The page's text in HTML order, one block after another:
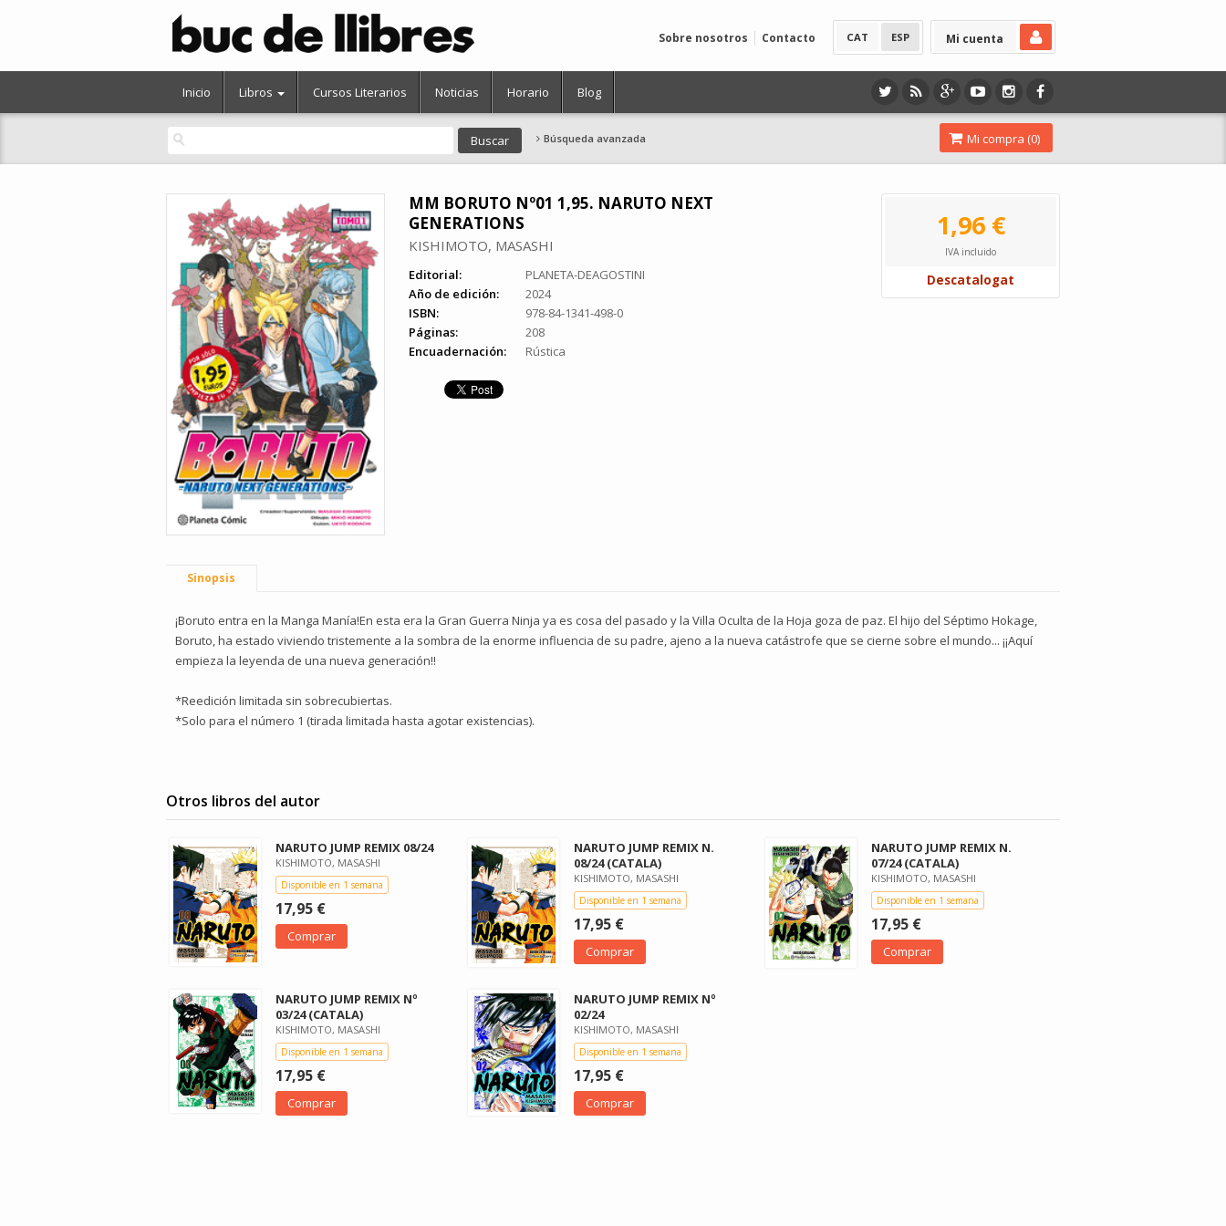
Mi cuenta
CAT ESP
Sobre nosotros Contacto
Inicio Libros Cursos Literarios Noticias Horario Blog
Búsqueda avanzada Mi compra (0)
MM BORUTO Nº01 1,95. NARUTO NEXT
GENERATIONS
KISHIMOTO, MASASHI
Editorial:
PLANETA-DEAGOSTINI
Año de edición:
2024
ISBN:
978-84-1341-498-0
Páginas:
208
Encuadernación:
Rústica
1,96 €
IVA incluido
Descatalogat
Sinopsis
¡Boruto entra en la Manga Manía!En esta era la Gran Guerra Ninja ya es cosa del pasado y la Villa Oculta de la Hoja goza de paz. El hijo del Séptimo Hokage,
Boruto, ha estado viviendo tristemente a la sombra de la enorme influencia de su padre, ajeno a la nueva catástrofe que se cierne sobre el mundo... ¡¡Aquí
empieza la leyenda de una nueva generación!!
*Reedición limitada sin sobrecubiertas.
*Solo para el número 1 (tirada limitada hasta agotar existencias).
Otros libros del autor
NARUTO JUMP REMIX 08/24
KISHIMOTO, MASASHI
Disponible en 1 semana
17,95 €
Comprar
NARUTO JUMP REMIX N.
08/24 (CATALA)
KISHIMOTO, MASASHI
Disponible en 1 semana
17,95 €
Comprar
NARUTO JUMP REMIX N.
07/24 (CATALA)
KISHIMOTO, MASASHI
Disponible en 1 semana
17,95 €
Comprar
NARUTO JUMP REMIX Nº
03/24 (CATALA)
KISHIMOTO, MASASHI
Disponible en 1 semana
17,95 €
Comprar
NARUTO JUMP REMIX Nº
02/24
KISHIMOTO, MASASHI
Disponible en 1 semana
17,95 €
Comprar